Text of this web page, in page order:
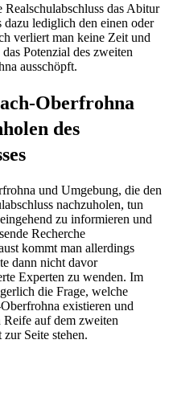
das Abitur
dazu lediglich den einen oder
verliert man keine Zeit und
Potenzial des zweiten
ausschöpft.
Oberfrohna
des
und Umgebung, die den
nachzuholen, tun
zu informieren und
Recherche
kommt man allerdings
dann nicht davor
Experten zu wenden. Im
die Frage, welche
existieren und
Reife auf dem zweiten
Seite stehen.